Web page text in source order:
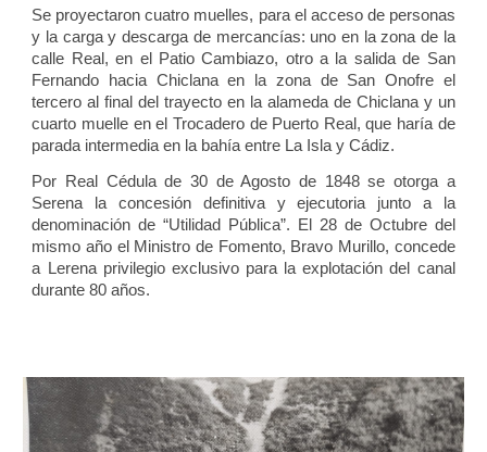
Se proyectaron cuatro muelles, para el acceso de personas
y la carga y descarga de mercancías: uno en la zona de la
calle Real, en el Patio Cambiazo, otro a la salida de San
Fernando hacia Chiclana en la zona de San Onofre el
tercero al final del trayecto en la alameda de Chiclana y un
cuarto muelle en el Trocadero de Puerto Real, que haría de
parada intermedia en la bahía entre La Isla y Cádiz.
Por Real Cédula de 30 de Agosto de 1848 se otorga a
Serena la concesión definitiva y ejecutoria junto a la
denominación de “Utilidad Pública”. El 28 de Octubre del
mismo año el Ministro de Fomento, Bravo Murillo, concede
a Lerena privilegio exclusivo para la explotación del canal
durante 80 años.